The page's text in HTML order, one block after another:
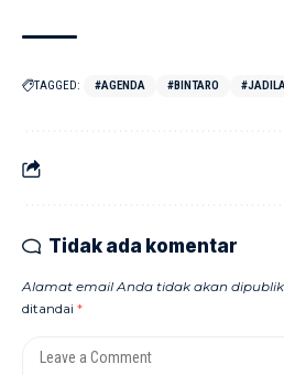
TAGGED: #AGENDA #BINTARO
Tidak ada komentar
Alamat email Anda tidak akan
ditandai *